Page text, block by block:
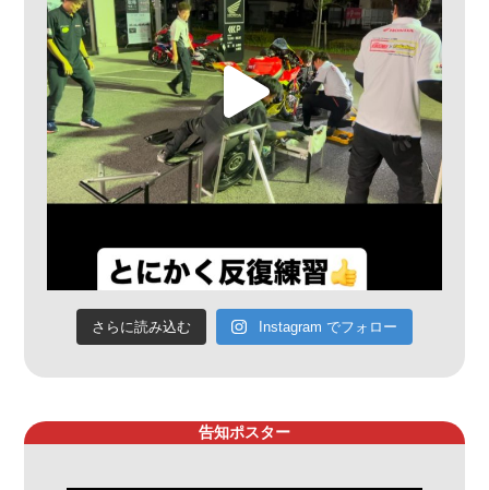
さらに読み込む Instagram でフォロー
告知ポスター